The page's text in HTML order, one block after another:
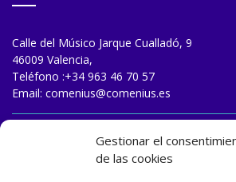
Gestionar el
de las cookies
Calle del Músico Jarque Cualladó, 9
46009 Valencia,
Teléfono :+34 963 46 70 57
Email: comenius@comenius.es
TRABAJA CON NOSOTROS